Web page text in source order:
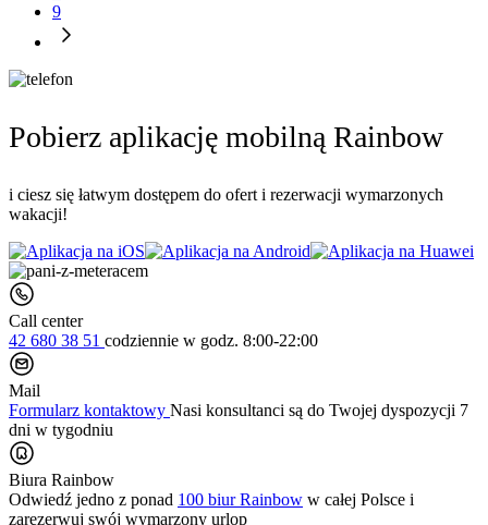
9
Pobierz aplikację mobilną Rainbow
i ciesz się łatwym dostępem do ofert i rezerwacji wymarzonych
wakacji!
Call center
42 680 38 51 codziennie w godz. 8:00-22:00
Mail
Formularz kontaktowy Nasi konsultanci są do Twojej dyspozycji 7
dni w tygodniu
Biura Rainbow
Odwiedź jedno z ponad 100 biur Rainbow w całej Polsce i
zarezerwuj swój wymarzony urlop